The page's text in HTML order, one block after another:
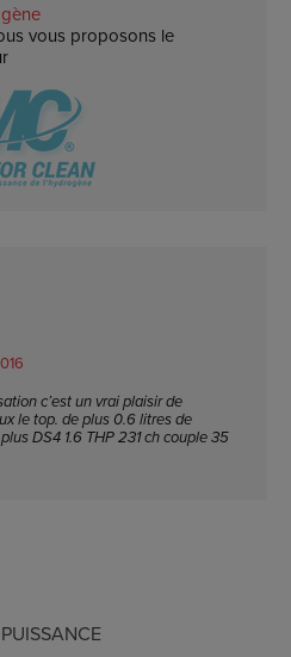
vous proposons le
c’est un vrai plaisir de
le top. de plus 0.6 litres de
DS4 1.6 THP 231 ch couple 35